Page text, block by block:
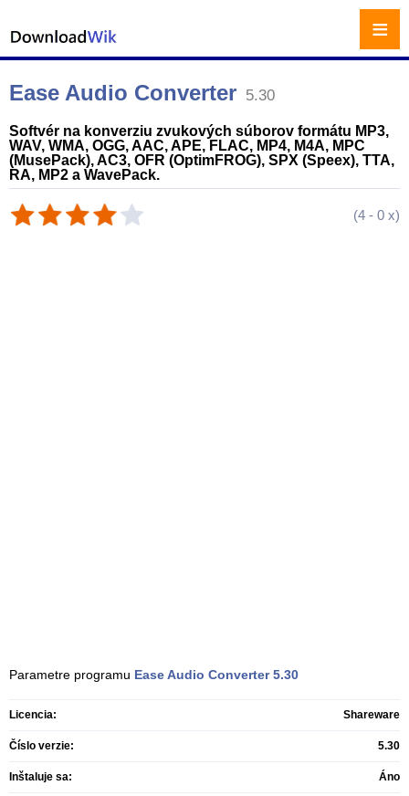
Ease Audio Converter 5.30
Softvér na konverziu zvukových súborov formátu MP3,
WAV, WMA, OGG, AAC, APE, FLAC, MP4, M4A, MPC
(MusePack), AC3, OFR (OptimFROG), SPX (Speex), TTA,
RA, MP2 a WavePack.
(4 - 0 x)
Parametre programu Ease Audio Converter 5.30
Licencia: Shareware
Číslo verzie: 5.30
Inštaluje sa: Áno
≡